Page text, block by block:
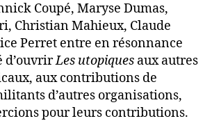
Coupé, Maryse Dumas,
Christian Mahieux, Claude
Perret entre en résonnance
d’ouvrirLes utopiques aux autres
aux contributions de
d’autres organisations,
pour leurs contributions.